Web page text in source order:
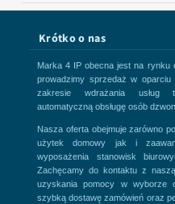
Krótko o nas
Marka 4 IP obecna jest na rynku
prowadzimy sprzedaż w
zakresie wdrażania usług
automatyczną obsługę osób
Nasza oferta obejmuje zarówno
użytek domowy jak i
wyposażenia stanowisk
Zachęcamy do kontaktu z
uzyskania pomocy w wyborze
szybką dostawę zamówień oraz